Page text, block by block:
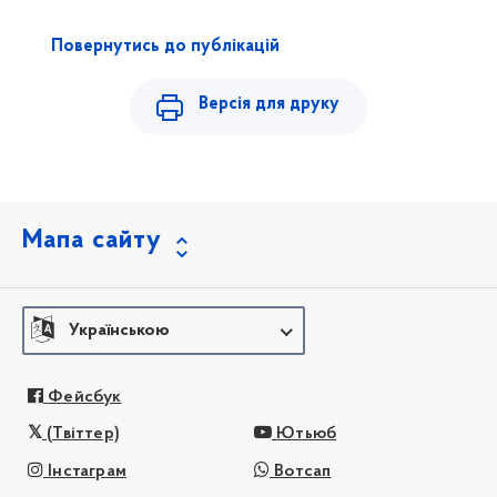
Повернутись до публікацій
Версія для друку
Мапа сайту
Українською
Фейсбук
(Твіттер) Ютьюб
Інстаграм Вотсап